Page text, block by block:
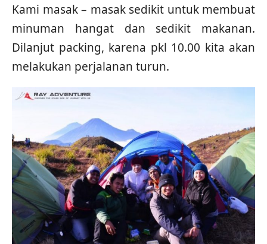
Kami masak – masak sedikit untuk membuat
minuman hangat dan sedikit makanan.
Dilanjut packing, karena pkl 10.00 kita akan
melakukan perjalanan turun.